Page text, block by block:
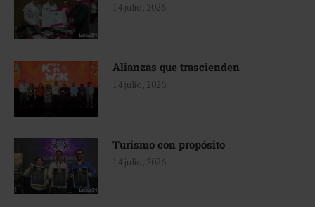
14 julio, 2026
Alianzas que trascienden
14 julio, 2026
Turismo con propósito
14 julio, 2026